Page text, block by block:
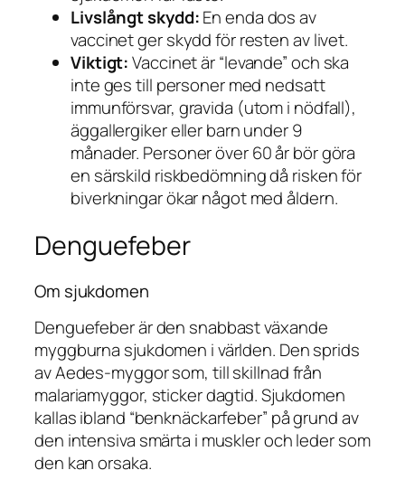
Livslångt skydd:En enda dos av
vaccinet ger skydd för resten av livet.
Viktigt:Vaccinet är “levande” och ska
inte ges till personer med nedsatt
immunförsvar, gravida (utom i nödfall),
äggallergiker eller barn under 9
månader. Personer över 60 år bör göra
en särskild riskbedömning då risken för
biverkningar ökar något med åldern.
Denguefeber
Om sjukdomen
Denguefeber är den snabbast växande
myggburna sjukdomen i världen. Den sprids
avAedes-myggor som, till skillnad från
malariamyggor, sticker dagtid. Sjukdomen
kallas ibland “benknäckarfeber” på grund av
den intensiva smärta i muskler och leder som
den kan orsaka.